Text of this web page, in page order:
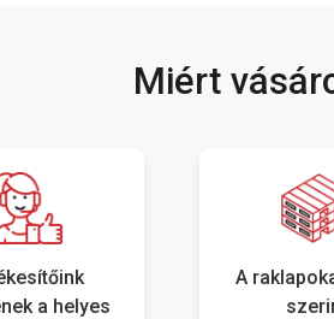
Miért
a helyes
A